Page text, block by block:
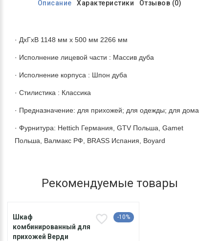
Описание Характеристики Отзывов (0)
· ДхГхВ 1148 мм х 500 мм 2266 мм
· Исполнение лицевой части : Массив дуба
· Исполнение корпуса : Шпон дуба
· Стилистика : Классика
· Предназначение: для прихожей; для одежды; для дома
· Фурнитура: Hettich Германия, GTV Польша, Gamet
Польша, Валмакс РФ, BRASS Испания, Boyard
Рекомендуемые товары
Шкаф
комбинированный для
прихожей Верди
-10%